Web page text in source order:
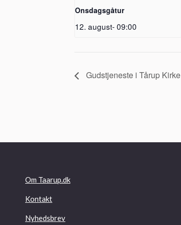
Onsdagsgåtur
12. august- 09:00
Gudstjeneste i Tårup Kirke
Om Taarup.dk
Kontakt
Nyhedsbrev